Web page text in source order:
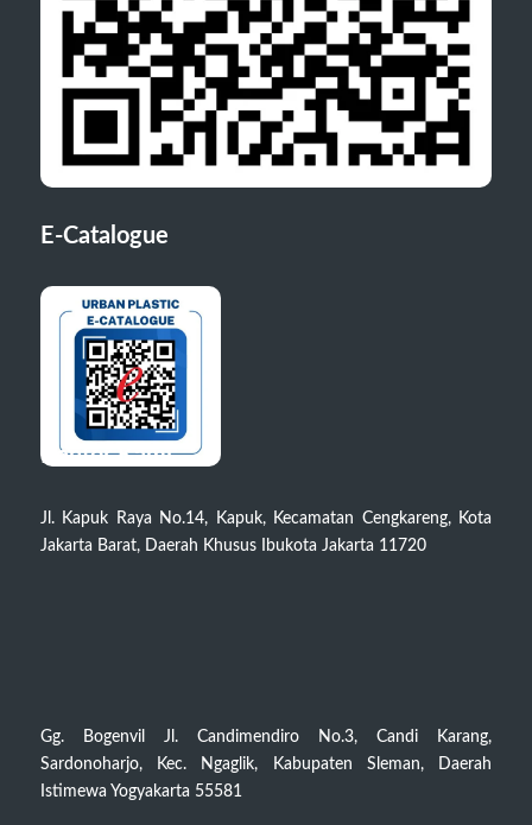
E-Catalogue
Kantor Kami
Jl. Kapuk Raya No.14, Kapuk, Kecamatan Cengkareng, Kota
Jakarta Barat, Daerah Khusus Ibukota Jakarta 11720
Gg. Bogenvil Jl. Candimendiro No.3, Candi Karang,
Sardonoharjo, Kec. Ngaglik, Kabupaten Sleman, Daerah
Istimewa Yogyakarta 55581